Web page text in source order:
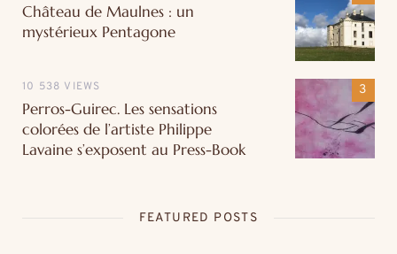
Château de Maulnes : un
mystérieux Pentagone
10 538 VIEWS
Perros-Guirec. Les sensations
colorées de l’artiste Philippe
Lavaine s’exposent au Press-Book
FEATURED POSTS